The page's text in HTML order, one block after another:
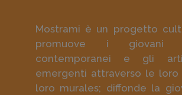
Mostrami è un progetto
promuove i giovani
contemporanei e gli
emergenti attraverso le
loro murales; diffonde la